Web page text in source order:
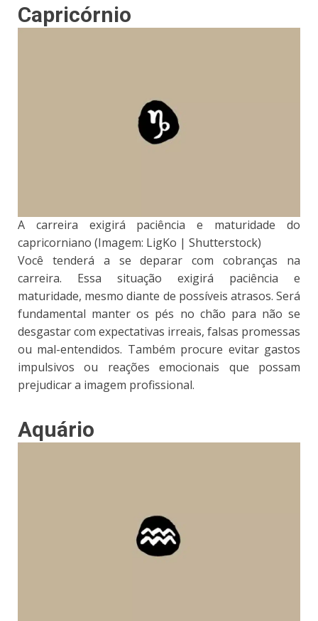
Capricórnio
A carreira exigirá paciência e maturidade do
capricorniano (Imagem: LigKo | Shutterstock)
Você tenderá a se deparar com cobranças na
carreira. Essa situação exigirá paciência e
maturidade, mesmo diante de possíveis atrasos. Será
fundamental manter os pés no chão para não se
desgastar com expectativas irreais, falsas promessas
ou mal-entendidos. Também procure evitar gastos
impulsivos ou reações emocionais que possam
prejudicar a imagem profissional.
Aquário